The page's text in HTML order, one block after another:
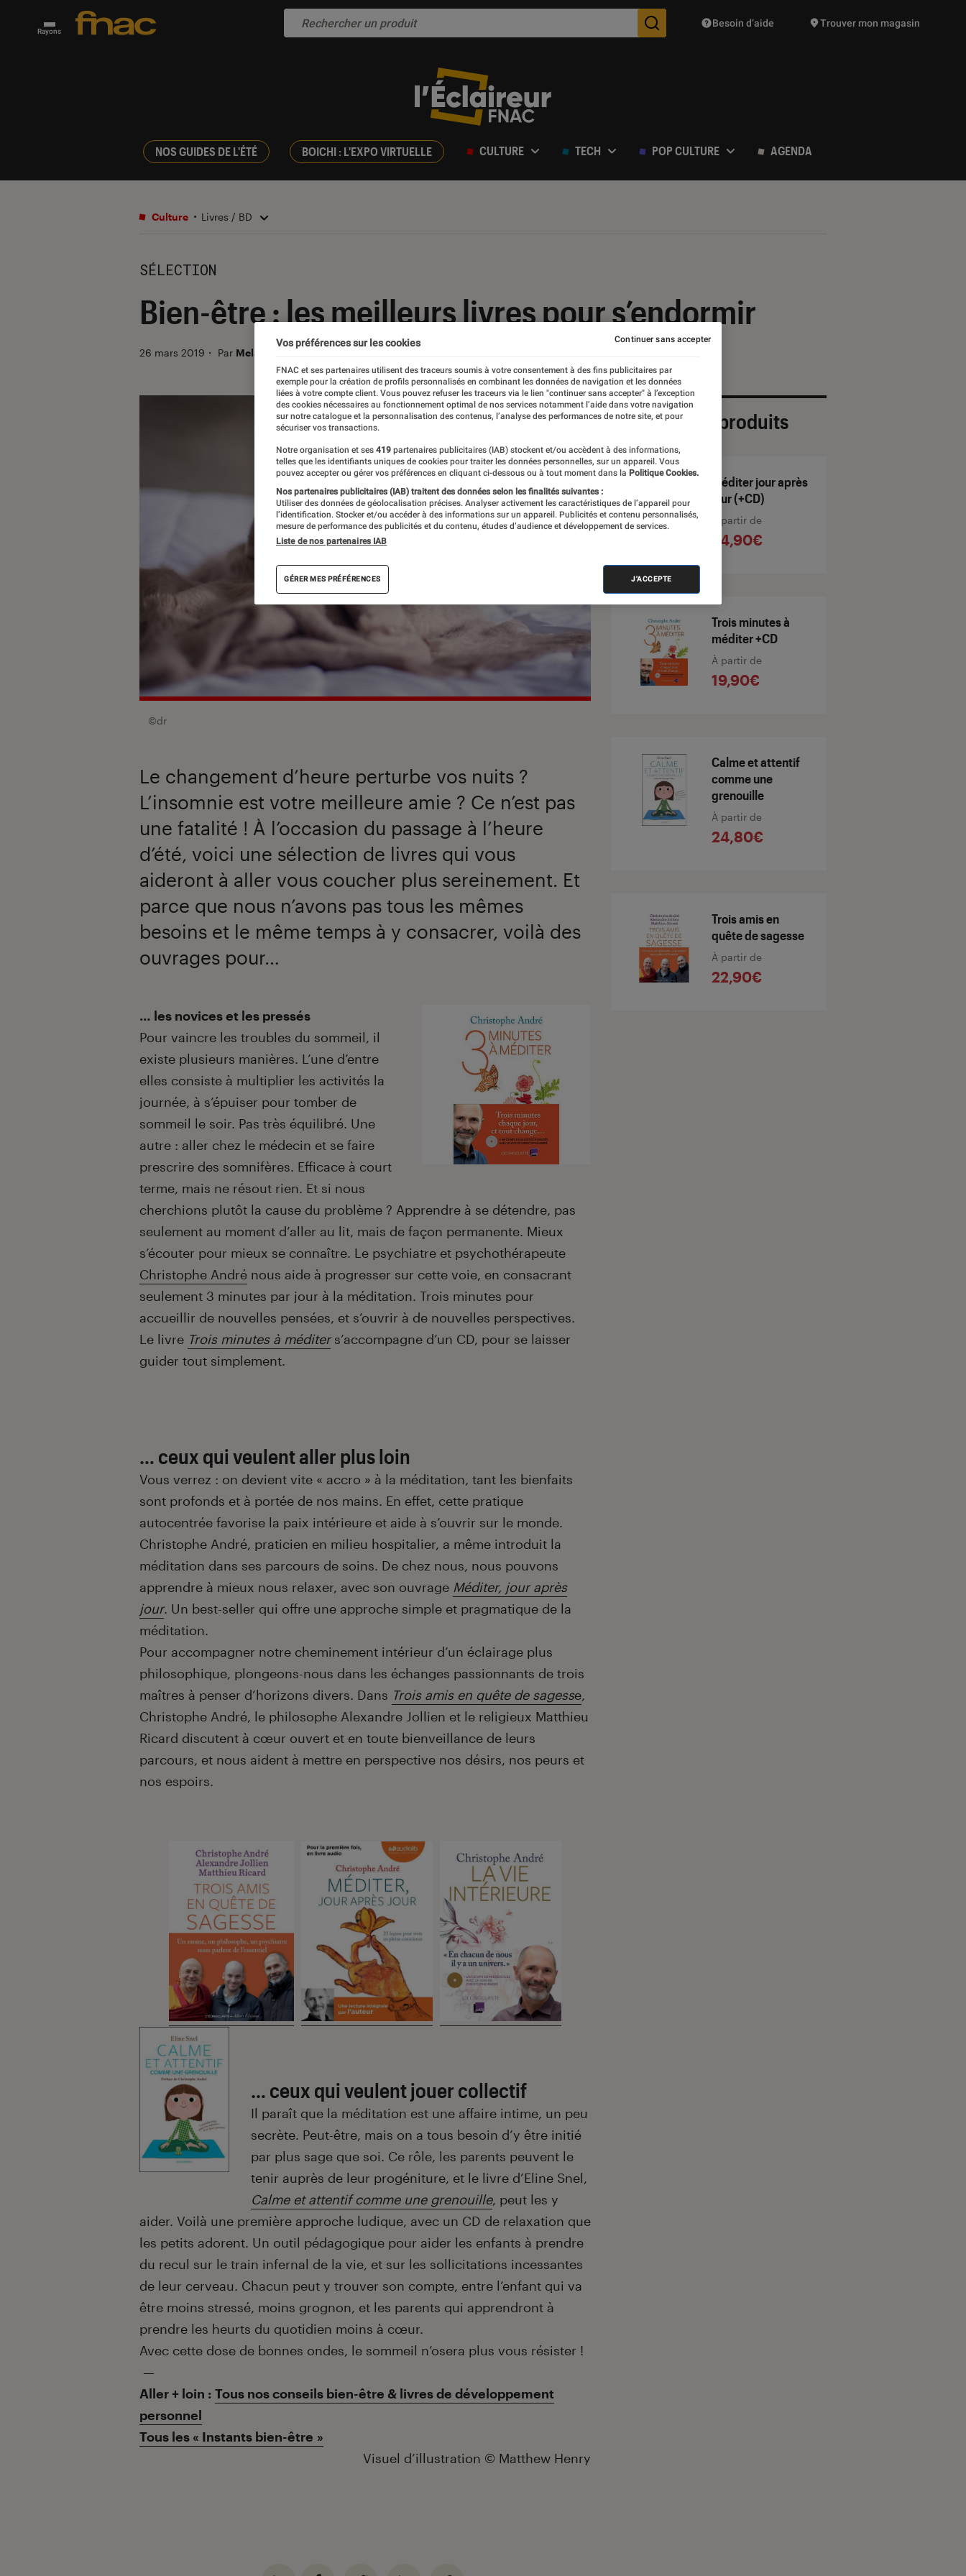
Rayons Des suggestions de produits vont vous être proposées
Besoin d’aide Trouver mon magasin
NOS GUIDES DE L'ÉTÉ BOICHI : L'EXPO VIRTUELLE CULTURE TECH POP CULTURE AGENDA
Culture Livres / BD
SÉLECTION
Bien-être : les meilleurs livres pour s’endormir
26 mars 2019 ・ Par Melanie C.
©dr
Le changement d’heure perturbe vos nuits ?
L’insomnie est votre meilleure amie ? Ce n’est pas
une fatalité ! À l’occasion du passage à l’heure
d’été, voici une sélection de livres qui vous
aideront à aller vous coucher plus sereinement. Et
parce que nous n’avons pas tous les mêmes
besoins et le même temps à y consacrer, voilà des
ouvrages pour…
Introduction
… les novices et les pressés
Pour vaincre les troubles du sommeil, il
existe plusieurs manières. L’une d’entre
elles consiste à multiplier les activités la
journée, à s’épuiser pour tomber de
sommeil le soir. Pas très équilibré. Une
autre : aller chez le médecin et se faire
prescrire des somnifères. Efficace à court
terme, mais ne résout rien. Et si nous
cherchions plutôt la cause du problème ? Apprendre à se détendre, pas
seulement au moment d’aller au lit, mais de façon permanente. Mieux
s’écouter pour mieux se connaître. Le psychiatre et psychothérapeute
Christophe André nous aide à progresser sur cette voie, en consacrant
seulement 3 minutes par jour à la méditation. Trois minutes pour
accueillir de nouvelles pensées, et s’ouvrir à de nouvelles perspectives.
Le livre Trois minutes à méditers’accompagne d’un CD, pour se laisser
guider tout simplement.
… ceux qui veulent aller plus loin
Vous verrez : on devient vite « accro » à la méditation, tant les bienfaits
sont profonds et à portée de nos mains. En effet, cette pratique
autocentrée favorise la paix intérieure et aide à s’ouvrir sur le monde.
Christophe André, praticien en milieu hospitalier, a même introduit la
méditation dans ses parcours de soins. De chez nous, nous pouvons
apprendre à mieux nous relaxer, avec son ouvrage Méditer, jour après
jour. Un best-seller qui offre une approche simple et pragmatique de la
méditation.
Pour accompagner notre cheminement intérieur d’un éclairage plus
philosophique, plongeons-nous dans les échanges passionnants de trois
maîtres à penser d’horizons divers. Dans Trois amis en quête de sagesse,
Christophe André, le philosophe Alexandre Jollien et le religieux Matthieu
Ricard discutent à cœur ouvert et en toute bienveillance de leurs
parcours, et nous aident à mettre en perspective nos désirs, nos peurs et
nos espoirs.
… ceux qui veulent jouer collectif
Il paraît que la méditation est une affaire intime, un peu
secrète. Peut-être, mais on a tous besoin d’y être initié
par plus sage que soi. Ce rôle, les parents peuvent le
tenir auprès de leur progéniture, et le livre d’Eline Snel,
Calme et attentif comme une grenouille, peut les y
aider. Voilà une première approche ludique, avec un CD de relaxation que
les petits adorent. Un outil pédagogique pour aider les enfants à prendre
du recul sur le train infernal de la vie, et sur les sollicitations incessantes
de leur cerveau. Chacun peut y trouver son compte, entre l’enfant qui va
être moins stressé, moins grognon, et les parents qui apprendront à
prendre les heurts du quotidien moins à cœur.
Avec cette dose de bonnes ondes, le sommeil n’osera plus vous résister !
—
Aller + loin : Tous nos conseils bien-être & livres de développement
personnel
Tous les « Instants bien-être »
Visuel d’illustration © Matthew Henry
Sélection de produits
Méditer jour après
jour (+CD)
À partir de
24,90€
Trois minutes à
méditer +CD
À partir de
19,90€
Calme et attentif
comme une
grenouille
À partir de
24,80€
Trois amis en
quête de sagesse
À partir de
22,90€
Vos préférences sur les cookies
FNAC et ses partenaires utilisent des traceurs soumis à votre consentement à des fins publicitaires par
exemple pour la création de profils personnalisés en combinant les données de navigation et les données
liées à votre compte client. Vous pouvez refuser les traceurs via le lien "continuer sans accepter" à l’exception
des cookies nécessaires au fonctionnement optimal de nos services notamment l’aide dans votre navigation
sur notre catalogue et la personnalisation des contenus, l’analyse des performances de notre site, et pour
sécuriser vos transactions.
Notre organisation et ses 419 partenaires publicitaires (IAB) stockent et/ou accèdent à des informations,
telles que les identifiants uniques de cookies pour traiter les données personnelles, sur un appareil. Vous
pouvez accepter ou gérer vos préférences en cliquant ci-dessous ou à tout moment dans la Politique Cookies.
Nos partenaires publicitaires (IAB) traitent des données selon les finalités suivantes :
Utiliser des données de géolocalisation précises. Analyser activement les caractéristiques de l’appareil pour
l’identification. Stocker et/ou accéder à des informations sur un appareil. Publicités et contenu personnalisés,
mesure de performance des publicités et du contenu, études d’audience et développement de services.
Liste de nos partenaires IAB
GÉRER MES PRÉFÉRENCES J'ACCEPTE
Continuer sans accepter